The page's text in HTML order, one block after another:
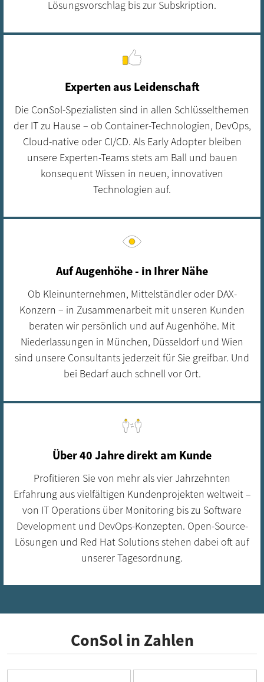
Lösungsvorschlag bis zur Subskription.
Experten aus Leidenschaft
Die ConSol-Spezialisten sind in allen Schlüsselthemen
der IT zu Hause – ob Container-Technologien, DevOps,
Cloud-native oder CI/CD. Als Early Adopter bleiben
unsere Experten-Teams stets am Ball und bauen
konsequent Wissen in neuen, innovativen
Technologien auf.
Auf Augenhöhe - in Ihrer Nähe
Ob Kleinunternehmen, Mittelständler oder DAX-
Konzern – in Zusammenarbeit mit unseren Kunden
beraten wir persönlich und auf Augenhöhe. Mit
Niederlassungen in München, Düsseldorf und Wien
sind unsere Consultants jederzeit für Sie greifbar. Und
bei Bedarf auch schnell vor Ort.
Über 40 Jahre direkt am Kunde
Profitieren Sie von mehr als vier Jahrzehnten
Erfahrung aus vielfältigen Kundenprojekten weltweit –
von IT Operations über Monitoring bis zu Software
Development und DevOps-Konzepten. Open-Source-
Lösungen und Red Hat Solutions stehen dabei oft auf
unserer Tagesordnung.
ConSol in Zahlen